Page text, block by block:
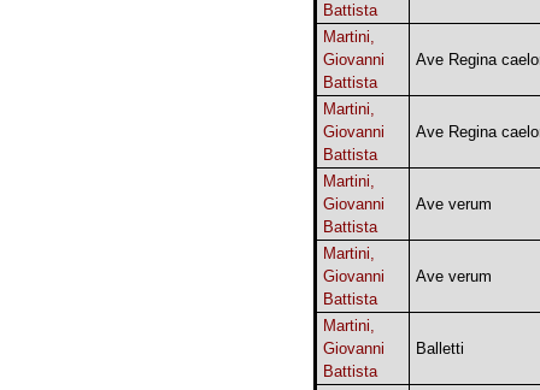
Battista
Martini,
Giovanni
Battista
Ave Regina
Martini,
Giovanni
Battista
Ave Regina
Martini,
Giovanni
Battista
Ave verum
Martini,
Giovanni
Battista
Ave verum
Martini,
Giovanni
Battista
Balletti